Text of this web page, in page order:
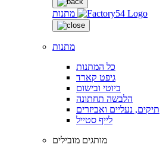
מתנות
מתנות
כל המתנות
גיפט קארד
ביוטי ובישום
הלבשה תחתונה
תיקים, נעליים ואביזרים
לייף סטייל
מותגים מובילים